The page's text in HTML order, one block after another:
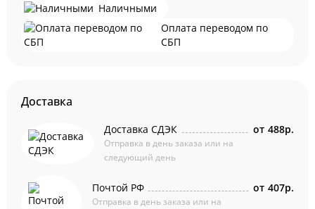
Наличными
Оплата переводом по
СБП
Доставка
Доставка СДЭК
Отправка в день заказа или на
следующий день
от 488р.
Почтой РФ
Отправка в день заказа или на
от 407р.